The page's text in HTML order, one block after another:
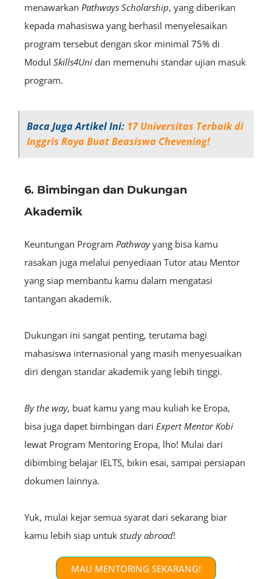
menawarkan Pathways Scholarship, yang diberikan
kepada mahasiswa yang berhasil menyelesaikan
program tersebut dengan skor minimal 75% di
Modul Skills4Uni dan memenuhi standar ujian masuk
program.
Baca Juga Artikel Ini: 17 Universitas Terbaik di
Inggris Raya Buat Beasiswa Chevening!
6. Bimbingan dan Dukungan
Akademik
Keuntungan Program Pathwayyang bisa kamu
rasakan juga melalui penyediaan Tutor atau Mentor
yang siap membantu kamu dalam mengatasi
tantangan akademik.
Dukungan ini sangat penting, terutama bagi
mahasiswa internasional yang masih menyesuaikan
diri dengan standar akademik yang lebih tinggi.
By the way, buat kamu yang mau kuliah ke Eropa,
bisa juga dapet bimbingan dari ExpertMentor Kobi
lewat Program Mentoring Eropa, lho! Mulai dari
dibimbing belajar IELTS, bikin esai, sampai persiapan
dokumen lainnya.
Yuk, mulai kejar semua syarat dari sekarang biar
kamu lebih siap untuk study abroad!
MAU MENTORING SEKARANG!